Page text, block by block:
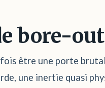
bore-out
être une porte
une inertie quasi